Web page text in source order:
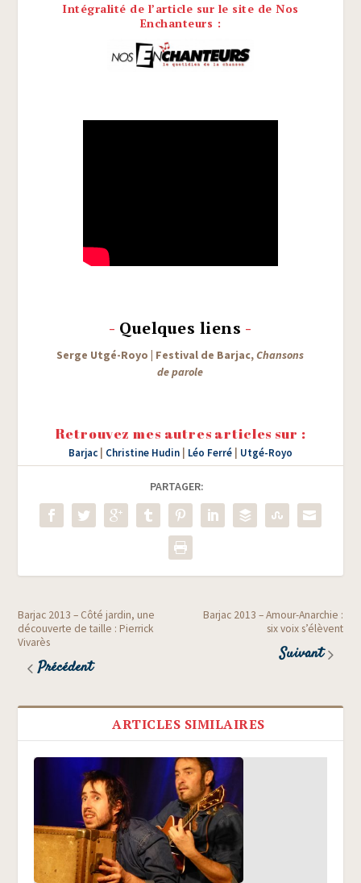
Intégralité de l’article sur le site de Nos
Enchanteurs :
- Quelques liens -
Serge Utgé-Royo | Fes­ti­val de Bar­jac,Chan­sons
de parole
Retrouvez mes autres articles sur :
Barjac Christine Hudin Léo Ferré Utgé-Royo
PARTAGER:
Barjac 2013 – Côté jardin, une
découverte de taille : Pierrick
Vivarès
Précédent
Barjac 2013 – Amour-Anarchie :
six voix s’élèvent
Suivant
ARTICLES SIMILAIRES